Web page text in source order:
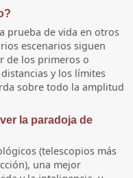
prueba de vida en otros
escenarios siguen
de los primeros o
y los límites
sobre todo la amplitud
la paradoja de
(telescopios más
una mejor